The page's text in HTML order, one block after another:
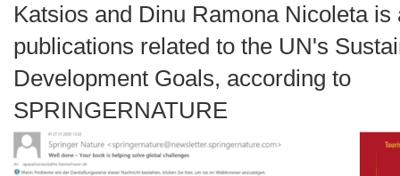
Katsios and Dinu Ramona Nicoleta is
publications related to the UN's
Development Goals, according to
SPRINGERNATURE